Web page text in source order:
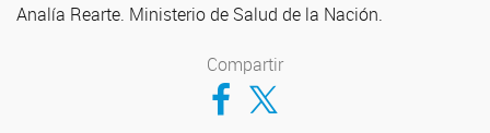
Analía Rearte. Ministerio de Salud de la Nación.
Compartir
Compartir en Facebook
Compartir en Twitter